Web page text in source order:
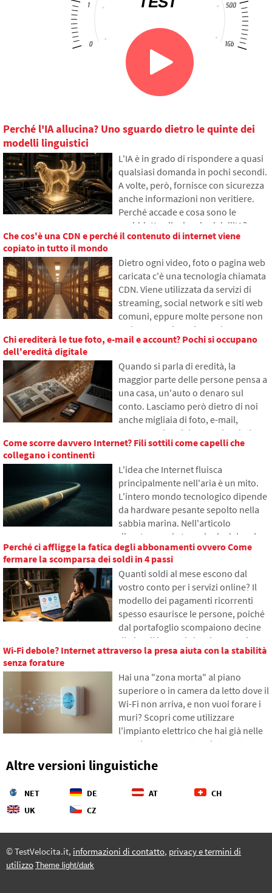
Perché l'IA allucina? Uno sguardo dietro le quinte dei
modelli linguistici
L'IA è in grado di rispondere a quasi
qualsiasi domanda in pochi secondi.
A volte, però, fornisce con sicurezza
anche informazioni non veritiere.
Perché accade e cosa sono le
cosiddette allucinazioni dell'IA?
Nell'articolo spiegheremo come
linguistici, perché a volte generano
risposte false e come i
programmatori cercano di ridurre
gradualmente questo problema.
Che cos'è una CDN e perché il contenuto di internet viene
copiato in tutto il mondo
Dietro ogni video, foto o pagina web
caricata c'è una tecnologia chiamata
CDN. Viene utilizzata da servizi di
streaming, social network e siti web
comuni, eppure molte persone non
ne hanno mai sentito parlare.
Nell'articolo spiegheremo cosa
funziona, perché il contenuto di
internet viene salvato in diverse parti
del mondo e perché senza essa
l'internet odierno difficilmente
funzionerebbe.
Chi erediterà le tue foto, e-mail e account? Pochi si occupano
dell'eredità digitale
Quando si parla di eredità, la
maggior parte delle persone pensa a
una casa, un'auto o denaro sul
conto. Lasciamo però dietro di noi
anche migliaia di foto, e-mail,
account sui social network o dati
salvati nel cloud. Cosa accadrà loro
Nell'articolo esploreremo come
funziona l'eredità digitale, perché i
sopravvissuti possono avere
problemi con i dati e come mettere
ordine nelle tracce online già oggi.
Come scorre davvero Internet? Fili sottili come capelli che
collegano i continenti
L'idea che Internet fluisca
principalmente nell'aria è un mito.
L'intero mondo tecnologico dipende
da hardware pesante sepolto nella
sabbia marina. Nell'articolo
discuteremo la tecnologia dei cavi
sottomarini. Scoprirai come
funzionano le fibre ottiche, cosa
comporta la loro posa dalle navi e
come gli abissi degli oceani sono
diventati un campo di battaglia
geopolitico.
Perché ci affligge la fatica degli abbonamenti ovvero Come
fermare la scomparsa dei soldi in 4 passi
Quanti soldi al mese escono dal
vostro conto per i servizi online? Il
modello dei pagamenti ricorrenti
spesso esaurisce le persone, poiché
dal portafoglio scompaiono decine
di piccoli importi che si accumulano
gradualmente in somme
basiamo su dati freschi del 2026,
mostreremo il divario abissale tra le
nostre stime e la realtà, e offriremo
quattro passi concreti per tenere
meglio sotto controllo le proprie
Wi-Fi debole? Internet attraverso la presa aiuta con la stabilità
senza forature
Hai una "zona morta" al piano
superiore o in camera da letto dove il
Wi-Fi non arriva, e non vuoi forare i
muri? Scopri come utilizzare
l'impianto elettrico che hai già nelle
pareti per trasmettere internet
attraverso la rete elettrica.
Nell'articolo ti mostreremo come
powerline, perché riesce a gestire lo
Altre versioni linguistiche
NET DE AT
CH
UK
CZ
© TestVelocita.it, informazioni di contatto, privacy e termini di
utilizzo Theme light/dark